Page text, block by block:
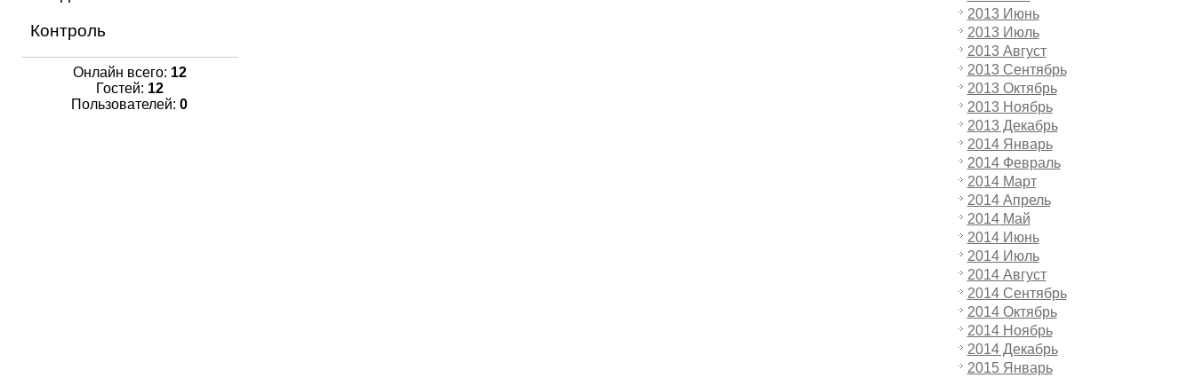
Контроль
Онлайн всего: 12
Гостей: 12
Пользователей: 0
2013 Июнь
2013 Июль
2013 Август
2013 Сентябрь
2013 Октябрь
2013 Ноябрь
2013 Декабрь
2014 Январь
2014 Февраль
2014 Март
2014 Апрель
2014 Май
2014 Июнь
2014 Июль
2014 Август
2014 Сентябрь
2014 Октябрь
2014 Ноябрь
2014 Декабрь
2015 Январь